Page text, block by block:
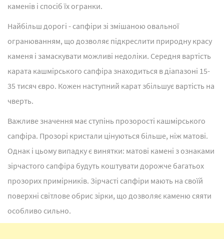
каменів і спосіб їх огранки.
Найбільш дорогі - сапфіри зі змішаною овальної
огранюванням, що дозволяє підкреслити природну красу
каменя і замаскувати можливі недоліки. Середня вартість
карата кашмірського сапфіра знаходиться в діапазоні 15-
35 тисяч євро. Кожен наступний карат збільшує вартість на
чверть.
Важливе значення має ступінь прозорості кашмірського
сапфіра. Прозорі кристали цінуються більше, ніж матові.
Однак і цьому випадку є винятки: матові камені з ознаками
зірчастого сапфіра будуть коштувати дорожче багатьох
прозорих примірників. Зірчасті сапфіри мають на своїй
поверхні світлове обрис зірки, що дозволяє каменю сяяти
особливо сильно.